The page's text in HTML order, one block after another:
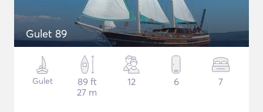
Gulet 89
Gulet
89 ft
27 m
12 6 7